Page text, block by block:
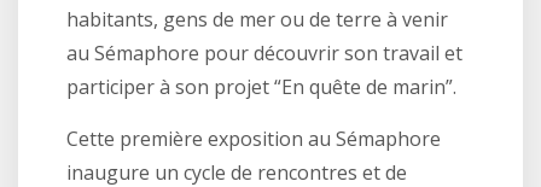
habitants, gens de mer ou de terre à venir
au Sémaphore pour découvrir son travail et
participer à son projet “En quête de marin”.
Cette première exposition au Sémaphore
inaugure un cycle de rencontres et de